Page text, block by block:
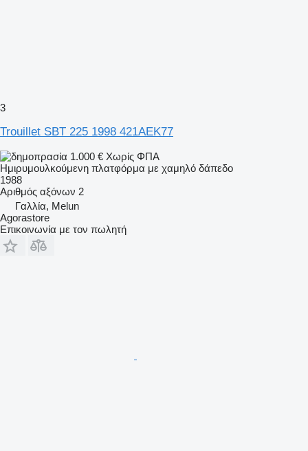
3
Trouillet SBT 225 1998 421AEK77
1.000 € Χωρίς ΦΠΑ
Ημιρυμουλκούμενη πλατφόρμα με χαμηλό δάπεδο
1988
Αριθμός αξόνων 2
Γαλλία, Melun
Agorastore
Επικοινωνία με τον πωλητή